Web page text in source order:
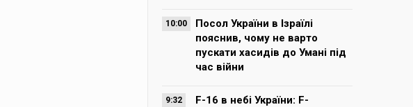
10:00
Посол України в Ізраїлі
пояснив, чому не варто
пускати хасидів до Умані під
час війни
9:32
F-16 в небі України: F-